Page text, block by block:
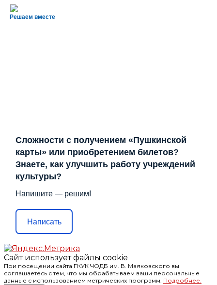
Решаем вместе
Сложности с получением «Пушкинской
карты» или приобретением билетов?
Знаете, как улучшить работу учреждений
культуры?
Напишите — решим!
Написать
Сайт использует файлы cookie
При посещении сайта ГКУК ЧОДБ им. В. Маяковского вы
соглашаетесь с тем, что мы обрабатываем ваши персональные
данные с использованием метрических программ. Подробнее.